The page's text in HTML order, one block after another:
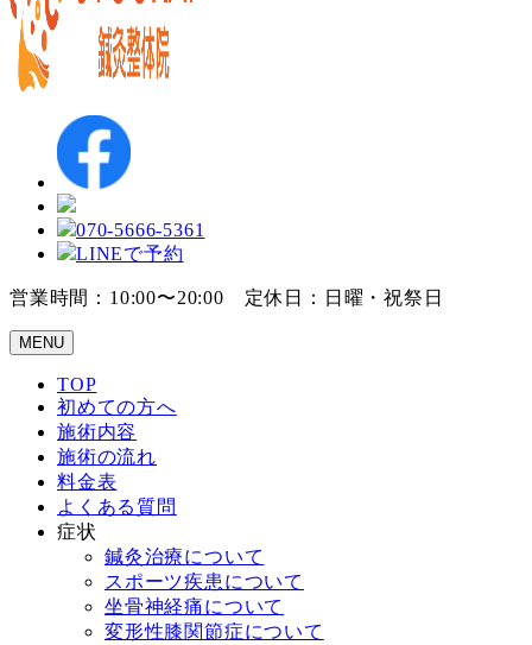
070-5666-5361
LINEで予約
営業時間：10:00〜20:00 定休日：日曜・祝祭日
MENU
TOP
初めての方へ
施術内容
施術の流れ
料金表
よくある質問
症状
鍼灸治療について
スポーツ疾患について
坐骨神経痛について
変形性膝関節症について